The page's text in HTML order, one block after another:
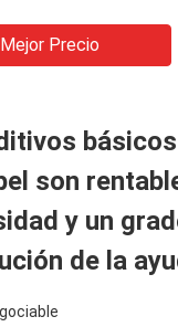
Mejor Precio
son
y un
de la